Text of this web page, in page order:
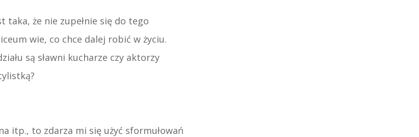
taka, że nie zupełnie się do tego
wie, co chce dalej robić w życiu.
są sławni kucharze czy aktorzy
itp., to zdarza mi się użyć sformułowań